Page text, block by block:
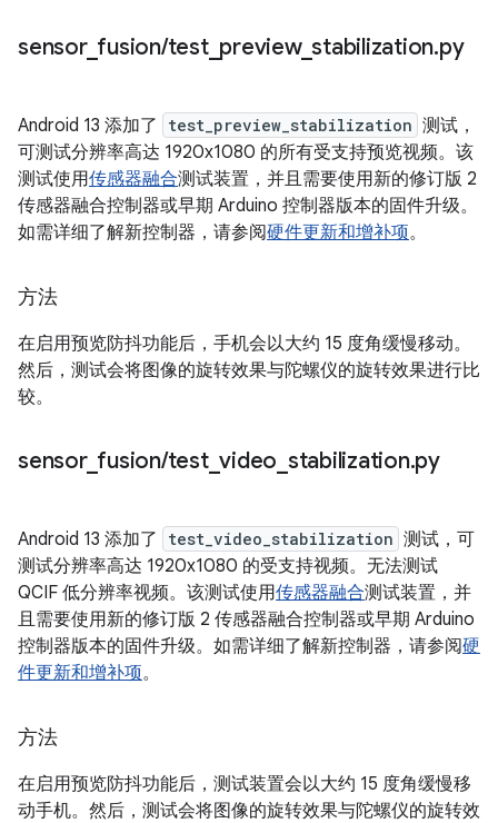
sensor_ fusion/test_ preview_stabilization.py
Android 13 添加了 test_preview_stabilization 测试，
可测试分辨率高达 1920x1080 的所有受支持预览视频。该
测试使用传感器融合测试装置，并且需要使用新的修订版 2
传感器融合控制器或早期 Arduino 控制器版本的固件升级。
如需详细了解新控制器，请参阅硬件更新和增补项。
方法
在启用预览防抖功能后，手机会以大约 15 度角缓慢移动。
然后，测试会将图像的旋转效果与陀螺仪的旋转效果进行比
较。
sensor_ fusion/test_video stabilization.py
Android 13 添加了 test_video_stabilization 测试，可
测试分辨率高达 1920x1080 的受支持视频。无法测试
QCIF 低分辨率视频。该测试使用传感器融合测试装置，并
且需要使用新的修订版 2 传感器融合控制器或早期 Arduino
控制器版本的固件升级。如需详细了解新控制器，请参阅硬
件更新和增补项。
方法
在启用预览防抖功能后，测试装置会以大约 15 度角缓慢移
动手机。然后，测试会将图像的旋转效果与陀螺仪的旋转效